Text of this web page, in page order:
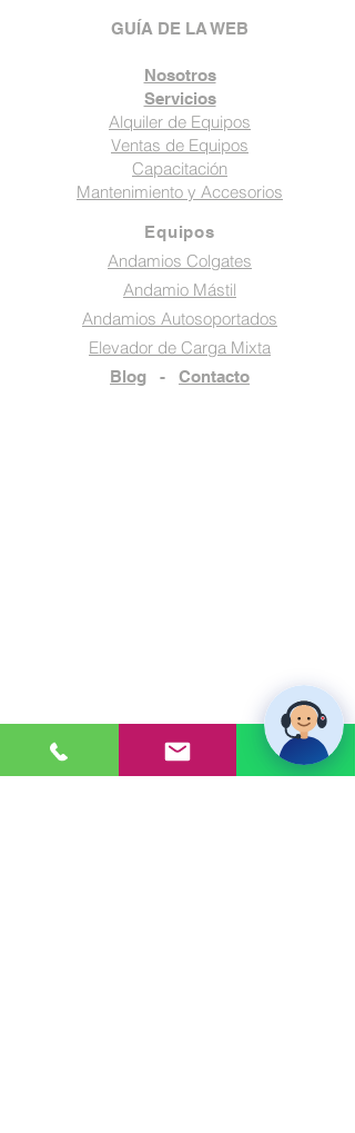
GUÍA DE LA WEB
Nosotros
Servicios
Alquiler de Equipos
Ventas de Equipos
Capacitación
Mantenimiento y Accesorios
Equipos
Andamios Colgates
Andamio Mástil
Andamios Autosoportados
Elevador de Carga Mixta
Blog - Contacto